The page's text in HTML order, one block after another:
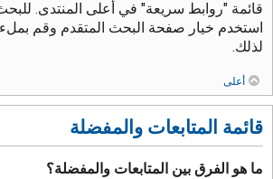
قائمة "روابط سريعة" في أعلى المنتدى.
استخدم خيار صفحة البحث المتقدم وقم بملء
لذلك.
أعلى
قائمة المتابعات والمفضلة
ما هو الفرق بين المتابعات والمفضلة؟